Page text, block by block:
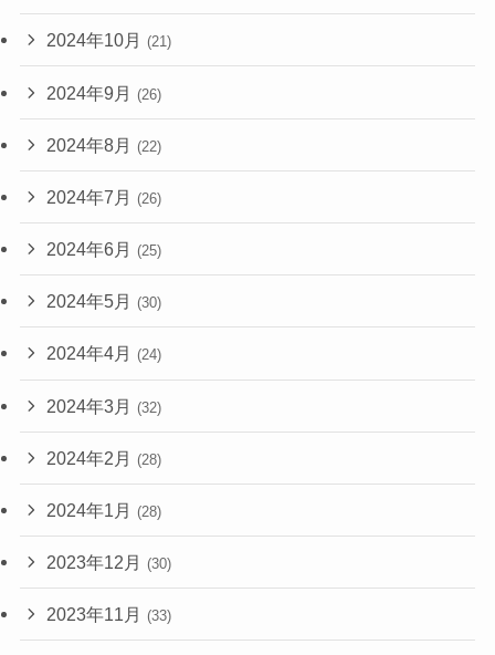
2024年10月 (21)
2024年9月 (26)
2024年8月 (22)
2024年7月 (26)
2024年6月 (25)
2024年5月 (30)
2024年4月 (24)
2024年3月 (32)
2024年2月 (28)
2024年1月 (28)
2023年12月 (30)
2023年11月 (33)